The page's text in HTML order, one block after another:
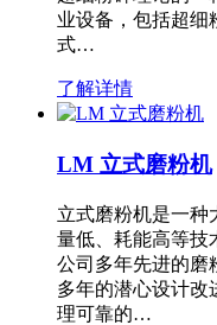
业设备，包括超细
式…
了解详情
LM 立式磨粉机
立式磨粉机是一种
量低、耗能高等技
公司多年先进的磨
多年的潜心设计改
理可靠的…